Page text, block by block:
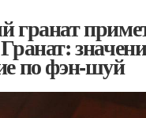
гранат
по фэн-шуй